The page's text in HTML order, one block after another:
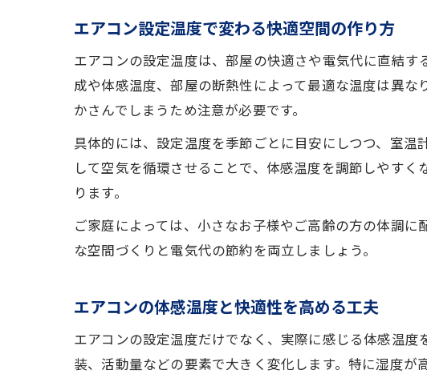
エアコン設定温度で変わる快適空間の作り方
エアコンの設定温度は、部屋の快適さや電気代に直結
成や体感温度、部屋の断熱性によって最適な温度は異
かさんでしまうため注意が必要です。
具体的には、設定温度を季節ごとに目安にしつつ、室
して空気を循環させることで、体感温度を調節しやす
ります。
ご家庭によっては、小さなお子様やご高齢の方の体調
な空間づくりと電気代の節約を両立しましょう。
エアコンの体感温度と快適性を高める工夫
エアコンの設定温度だけでなく、実際に感じる体感温
装、活動量などの要素で大きく変化します。特に湿度が